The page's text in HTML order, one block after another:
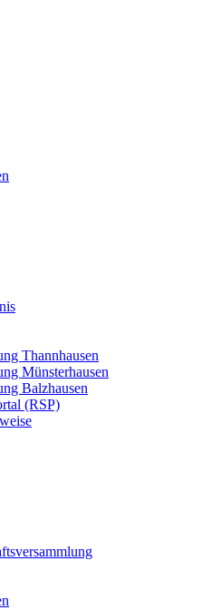
Thannhausen
Münsterhausen
Balzhausen
(RSP)